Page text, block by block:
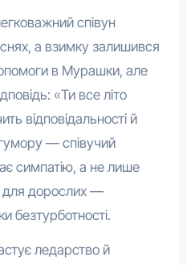
співун
а взимку залишився
в Мурашки, але
«Ти все літо
відповідальності й
— співучий
симпатію, а не лише
для дорослих —
безтурботності.
ледарство й